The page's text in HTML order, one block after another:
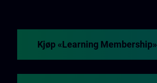
Kjøp «Learning Membership»